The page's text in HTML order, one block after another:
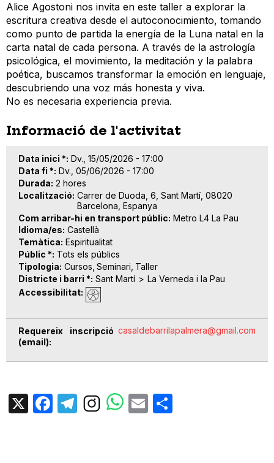
Alice Agostoni nos invita en este taller a explorar la
escritura creativa desde el autoconocimiento, tomando
como punto de partida la energía de la Luna natal en la
carta natal de cada persona. A través de la astrología
psicológica, el movimiento, la meditación y la palabra
poética, buscamos transformar la emoción en lenguaje,
descubriendo una voz más honesta y viva.
No es necesaria experiencia previa.
Informació de l'activitat
Data inici * Dv., 15/05/2026 - 17:00
Data fi * Dv., 05/06/2026 - 17:00
Durada 2 hores
Localització Carrer de Duoda, 6, Sant Martí, 08020
Barcelona, Espanya
Com arribar-hi en transport públic Metro L4 La Pau
Idioma/es Castellà
Temàtica Espiritualitat
Públic * Tots els públics
Tipologia Cursos Seminari Taller
Districte i barri * Sant Martí
La Verneda i la Pau
Accessibilitat
Requereix inscripció
(email)
casaldebarrilapalmera@gmail.com
X Facebook
TelegramEmail